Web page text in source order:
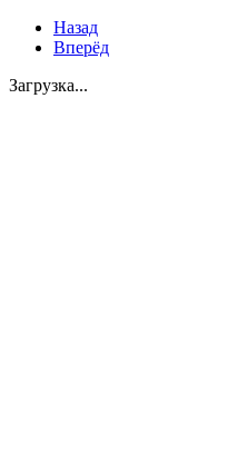
Назад
Вперёд
Загрузка...